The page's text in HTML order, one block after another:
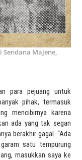
Majene,
para pejuang untuk
pihak, termasuk
mencibirnya karena
ada yang tak segan
berakhir gagal. “Ada
satu tempurung
masukkan saya ke